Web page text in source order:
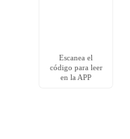
Escanea el
código para leer
en la APP